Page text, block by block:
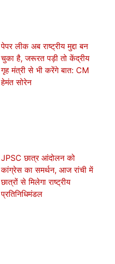
पेपर लीक अब राष्ट्रीय मुद्दा बन
चुका है, जरूरत पड़ी तो केंद्रीय
गृह मंत्री से भी करेंगे बात: CM
हेमंत सोरेन
JPSC छात्र आंदोलन को
कांग्रेस का समर्थन, आज रांची में
छात्रों से मिलेगा राष्ट्रीय
प्रतिनिधिमंडल